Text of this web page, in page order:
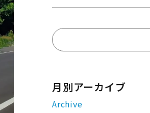
月別アーカイブ
Archive